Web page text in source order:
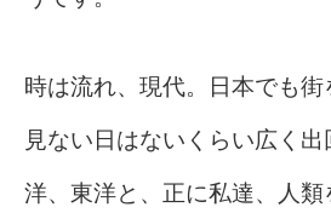
時は流れ、現代。日本でも
見ない日はないくらい広く
洋、東洋と、正に私達、人